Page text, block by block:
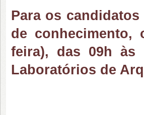
Para os
de
feira), das 09h às
Laboratórios de